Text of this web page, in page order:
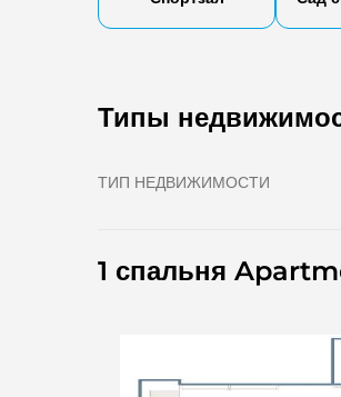
Типы
ТИП НЕДВИЖИМОСТИ
1 спальня